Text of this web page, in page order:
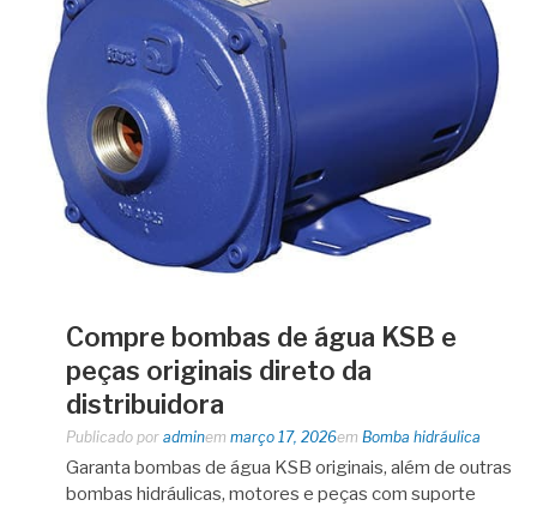
Compre bombas de água KSB e
peças originais direto da
distribuidora
Publicado por adminem março 17, 2026em Bomba hidráulica
Garanta bombas de água KSB originais, além de outras
bombas hidráulicas, motores e peças com suporte